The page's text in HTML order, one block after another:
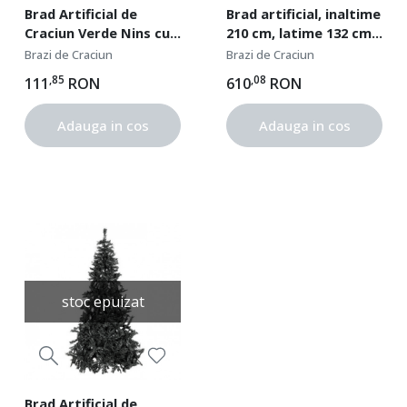
Brad Artificial de
Craciun Verde Nins cu
Baza din Lemn, 100 de
Brazi de Craciun
111 ,85 RON
Adauga in cos
Brad artificial, inaltime
210 cm, latime 132 cm,
1168 ramuri, suport
Brazi de Craciun
610,08 RON
Adauga in cos
stoc epuizat